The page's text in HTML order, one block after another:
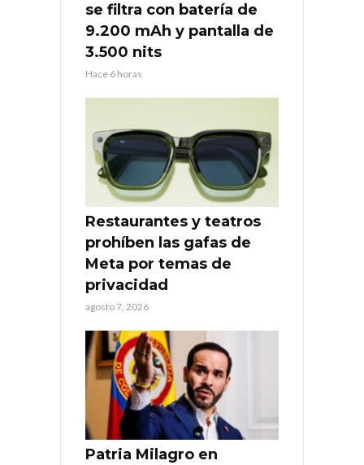
se filtra con batería de
9.200 mAh y pantalla de
3.500 nits
Hace 6 horas
Restaurantes y teatros
prohíben las gafas de
Meta por temas de
privacidad
agosto 7, 2026
Patria Milagro en